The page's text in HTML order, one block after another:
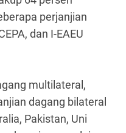
perjanjian
dan I-EAEU
multilateral,
dagang bilateral
Pakistan, Uni